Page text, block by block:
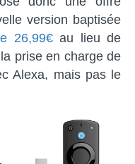
version baptisée
26,99€au lieu de
prise en charge de
Alexa, mais pas le